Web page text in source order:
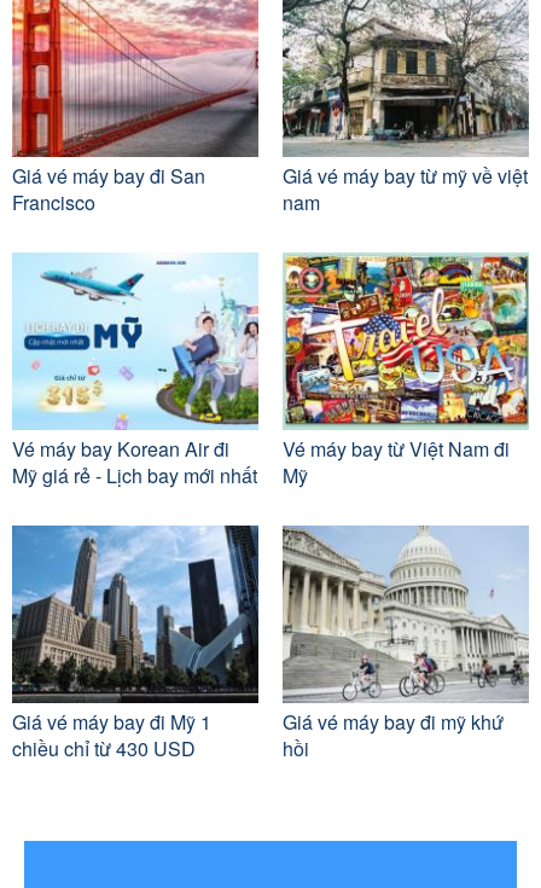
Giá vé máy bay đi San
Francisco
Giá vé máy bay từ mỹ về việt
nam
Vé máy bay Korean Air đi
Mỹ giá rẻ - Lịch bay mới nhất
Vé máy bay từ Việt Nam đi
Mỹ
Giá vé máy bay đi Mỹ 1
chiều chỉ từ 430 USD
Giá vé máy bay đi mỹ khứ
hồi